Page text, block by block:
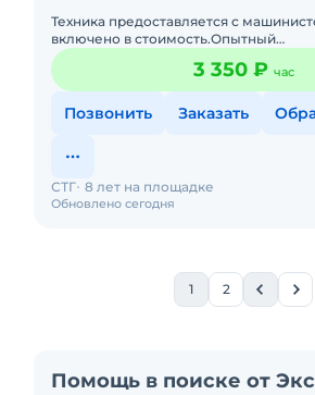
Техника предоставляется с
включено в стоимость.Опытный
экипаж.Своевременное
закрывающих документов и что
3 350 ₽ час
Позвонить Заказать
Обновлено сегодня
СТГ 8 лет на площадке
1 2
Помощь в поиске от